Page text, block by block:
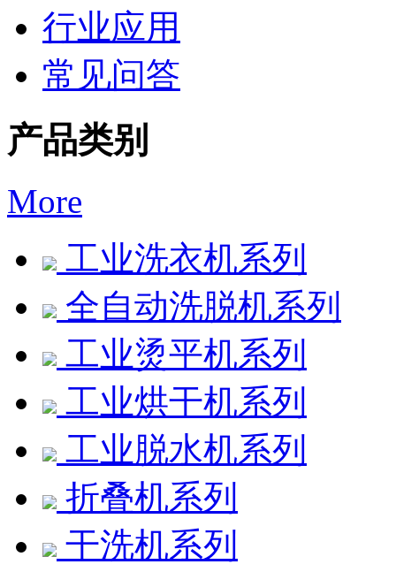
行业应用
常见问答
产品类别
More
工业洗衣机系列
全自动洗脱机系列
工业烫平机系列
工业烘干机系列
工业脱水机系列
折叠机系列
干洗机系列